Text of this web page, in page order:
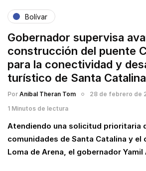
Bolívar
Gobernador supervisa
construcción del puente
para la conectividad y
turístico de Santa Catalina
Por Anibal Theran Tom
28 de febrero de
1 Minutos de lectura
Atendiendo una solicitud prioritaria
comunidades de Santa Catalina y
Loma de Arena, el gobernador